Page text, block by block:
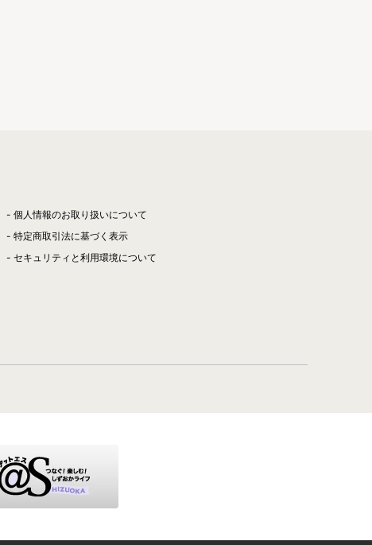
個人情報のお取り扱いについて
特定商取引法に基づく表示
セキュリティと利用環境について